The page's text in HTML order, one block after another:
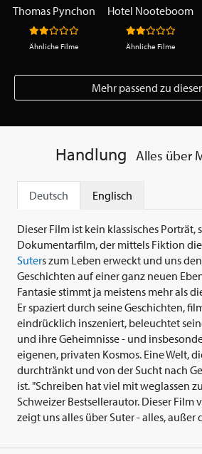
Thomas Pynchon
Ähnliche Filme
Hotel Nooteboom
Ähnliche Filme
Mehr passend zu
Handlung Alles über
Deutsch Englisch
Dieser Film ist kein klassisches Porträt,
Dokumentarfilm, der mittels Fiktion
Suters zum Leben erweckt und uns
Geschichten auf einer ganz neuen
Fantasie stimmt ja meistens mehr als
Er spaziert durch seine Geschichten,
eindrücklich inszeniert, beleuchtet
und ihre Geheimnisse - und
eigenen, privaten Kosmos. Eine Welt,
durchtränkt und von der Sucht nach
ist. "Schreiben hat viel mit weglassen
Schweizer Bestsellerautor. Dieser Film
zeigt uns alles über Suter - alles, außer